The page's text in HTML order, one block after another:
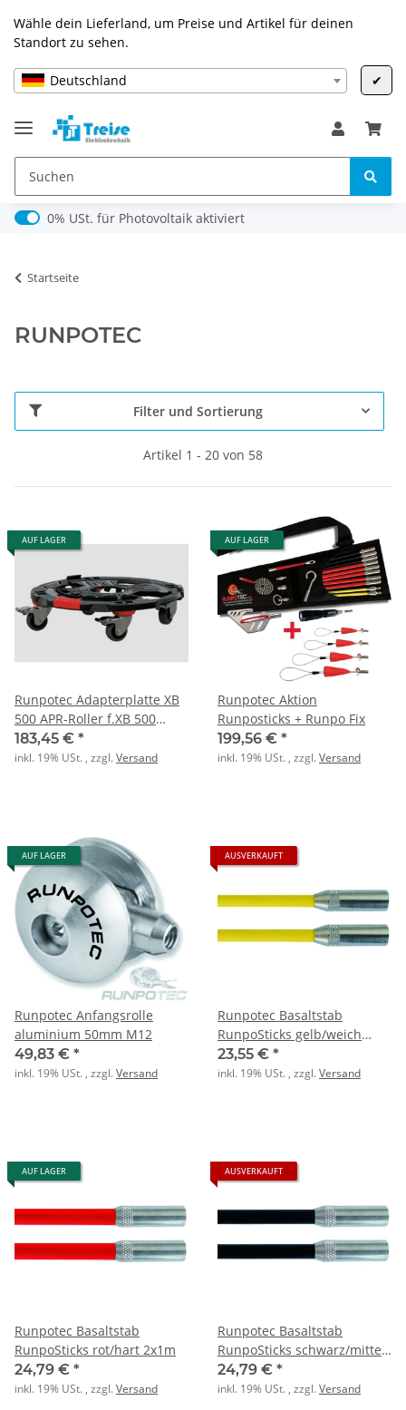
Wähle dein Lieferland, um Preise und Artikel für deinen
Standort zu sehen.
Deutschland ✔
0% USt. für Photovoltaik (§ 12 Abs. 3 UStG)
0% USt. für Photovoltaik aktiviert
Startseite
RUNPOTEC
Filter und Sortierung
Artikel 1 - 20 von 58
AUF LAGER
Runpotec Adapterplatte XB
500 APR-Roller f.XB 500
TL:80kg
183,45 € *
inkl. 19% USt. , zzgl.Versand
AUF LAGER
Runpotec Aktion
Runposticks + Runpo Fix
199,56 € *
inkl. 19% USt. , zzgl.Versand
AUF LAGER
Runpotec Anfangsrolle
aluminium 50mm M12
49,83 € *
inkl. 19% USt. , zzgl.Versand
AUSVERKAUFT
Runpotec Basaltstab
RunpoSticks gelb/weich
2x1m
23,55 € *
inkl. 19% USt. , zzgl.Versand
AUF LAGER
Runpotec Basaltstab
RunpoSticks rot/hart 2x1m
24,79 € *
inkl. 19% USt. , zzgl.Versand
AUSVERKAUFT
Runpotec Basaltstab
RunpoSticks schwarz/mittel
2x1m
24,79 € *
inkl. 19% USt. , zzgl.Versand